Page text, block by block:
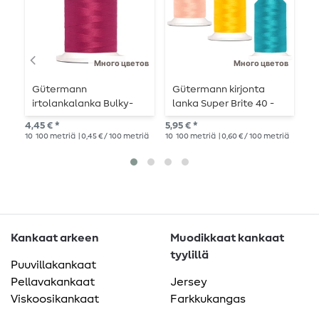
Много цветов
Gütermann
irtolankalanka Bulky-
Lock 80 1000 m
4,45 € *
10 100 metriä | 0,45 € / 100 metriä
Много цветов
Gütermann kirjonta
lanka Super Brite 40 -
1000 m
5,95 € *
10 100 metriä | 0,60 € / 100 metriä
Kankaat arkeen
Puuvillakankaat
Pellavakankaat
Viskoosikankaat
Muodikkaat kankaat
tyylillä
Jersey
Farkkukangas